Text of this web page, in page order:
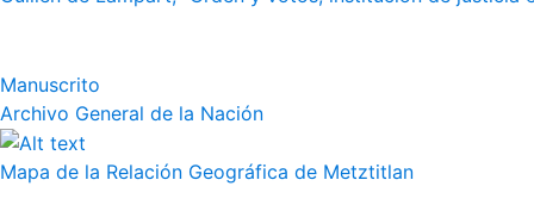
Manuscrito
Archivo General de la Nación
Mapa de la Relación Geográfica de Metztitlan